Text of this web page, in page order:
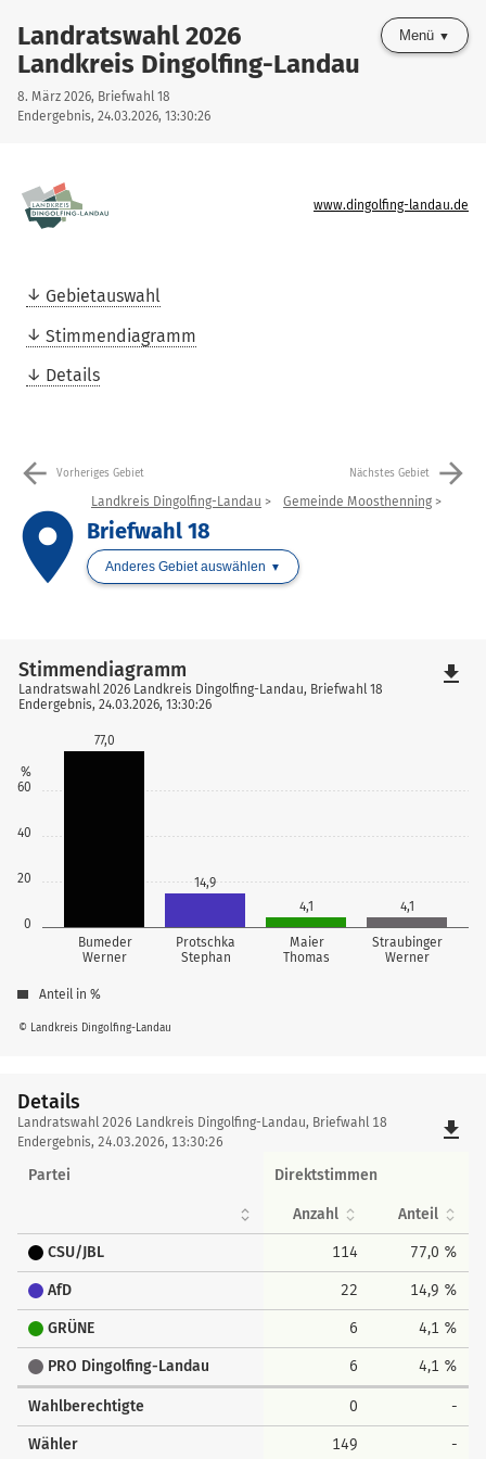
Landratswahl 2026
Landkreis Dingolfing-Landau
8. März 2026, Briefwahl 18
Endergebnis, 24.03.2026, 13:30:26
Menü
www.dingolfing-landau.de
Gebietauswahl
Stimmendiagramm
Details
arrow_back Vorheriges Gebiet Nächstes Gebiet arrow_forward
place
Landkreis Dingolfing-Landau Gemeinde Moosthenning
Briefwahl 18
Anderes Gebiet auswählen
0
20
40
60
%
Bumeder
Werner
Protschka
Stephan
Maier
Thomas
Straubinger
Werner
77,0
14,9
4,1
4,1
© Landkreis Dingolfing-Landau
Stimmendiagramm
Landratswahl 2026 Landkreis Dingolfing-Landau, Briefwahl 18
Endergebnis, 24.03.2026, 13:30:26
Anteil in %
file_download
Details
Details
Landratswahl 2026 Landkreis Dingolfing-Landau, Briefwahl 18
Endergebnis, 24.03.2026, 13:30:26
file_download
Partei Direktstimmen
Anzahl Anteil
CSU/JBL 114 77,0 %
AfD 22 14,9 %
GRÜNE 6 4,1 %
PRO Dingolfing-Landau 6 4,1 %
Wahlberechtigte 0 -
Wähler 149 -